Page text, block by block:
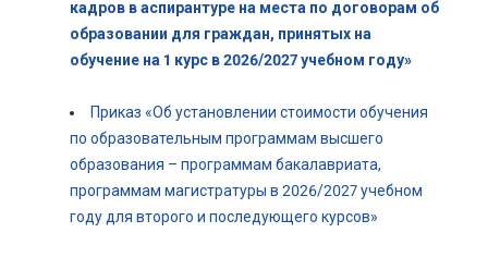
кадров в аспирантуре на места по договорам об
образовании для граждан, принятых на
обучение на 1 курс в 2026/2027 учебном году»
Приказ «Об установлении стоимости обучения
по образовательным программам высшего
образования – программам бакалавриата,
программам магистратуры в 2026/2027 учебном
году для второго и последующего курсов»